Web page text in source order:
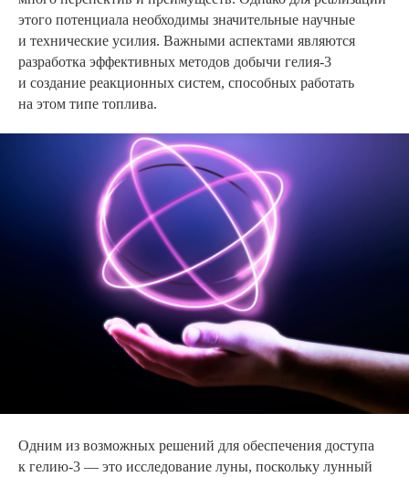
этого потенциала необходимы значительные научные
и технические усилия. Важными аспектами являются
разработка эффективных методов добычи гелия-3
и создание реакционных систем, способных работать
на этом типе топлива.
Одним из возможных решений для обеспечения доступа
к гелию-3 — это исследование луны, поскольку лунный